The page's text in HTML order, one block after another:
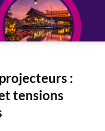
:
tensions